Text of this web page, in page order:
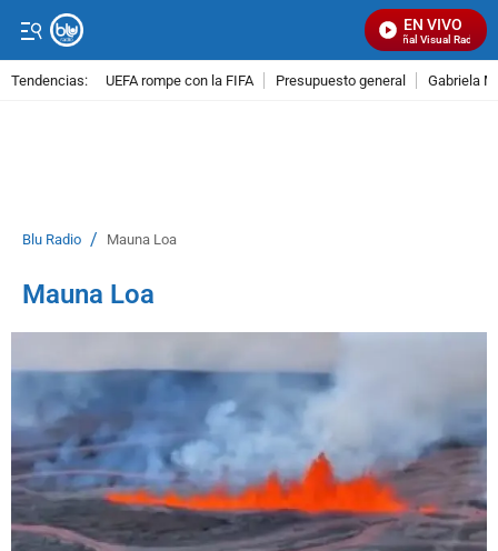
EN VIVO
Señal Visual Radio
Tendencias: UEFA rompe con la FIFA Presupuesto general Gabriela
Blu Radio / Mauna Loa
Mauna Loa